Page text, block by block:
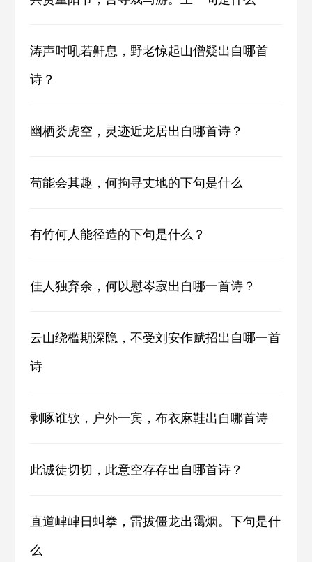
涛声时吼若鼾息，野老惊起山僧疑出自哪首
诗？
幽栖娄虎空，灵迹近龙居出自哪首诗？
苟能会其趣，何拘寻丈地的下句是什么
有竹何人能径造的下句是什么？
佳人独弃余，何以慰岑寂出自哪一首诗？
云山绕槛期深隐，不受刘安作赋招出自哪一首
诗
剥啄谁欤，户外一宾，布衣麻鞋出自哪首诗
此诚徒切切，此意空存存出自哪首诗？
直道峍峍日虯拳，雷拔僵龙出霭烟。下句是什
么